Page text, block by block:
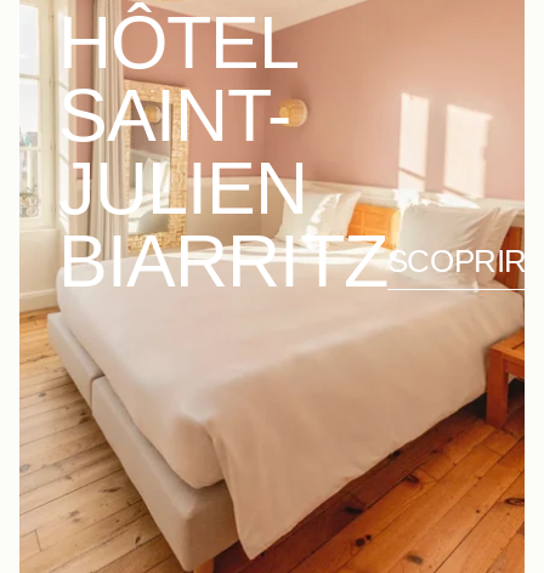
HÔTEL
SAINT-
JULIEN
BIARRITZ